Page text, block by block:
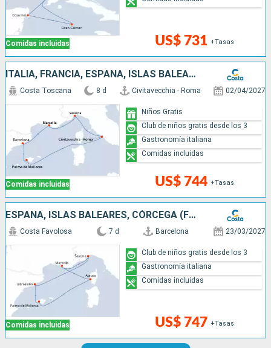
Comidas incluidas US$ 731 +Tasas
ITALIA, FRANCIA, ESPAÑA, ISLAS BALEARES
Comidas incluidas
Costa Toscana 8 d Civitavecchia - Roma 02/04/2027
US$ 744 +Tasas
Niños Gratis
Club de niños gratis desde los 3
Gastronomía italiana
Comidas incluidas
ESPAÑA, ISLAS BALEARES, CÓRCEGA (FRANCIA), FRANCIA, ITALIA
Comidas incluidas
Costa Favolosa 7 d Barcelona 23/03/2027
US$ 747 +Tasas
Club de niños gratis desde los 3
Gastronomía italiana
Comidas incluidas